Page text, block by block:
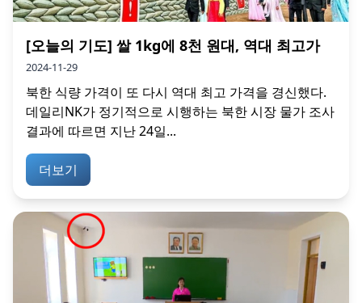
[오늘의 기도] 쌀 1kg에 8천 원대, 역대 최고가
2024-11-29
북한 식량 가격이 또 다시 역대 최고 가격을 경신했다.
데일리NK가 정기적으로 시행하는 북한 시장 물가 조사
결과에 따르면 지난 24일...
더보기